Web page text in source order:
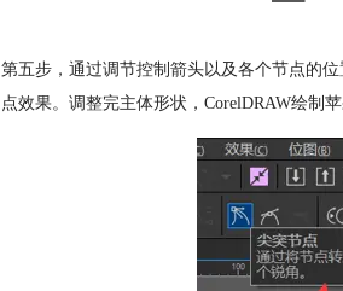
第五步，通过调节控制箭头以及各个节点的
点效果。调整完主体形状，CorelDRAW绘制